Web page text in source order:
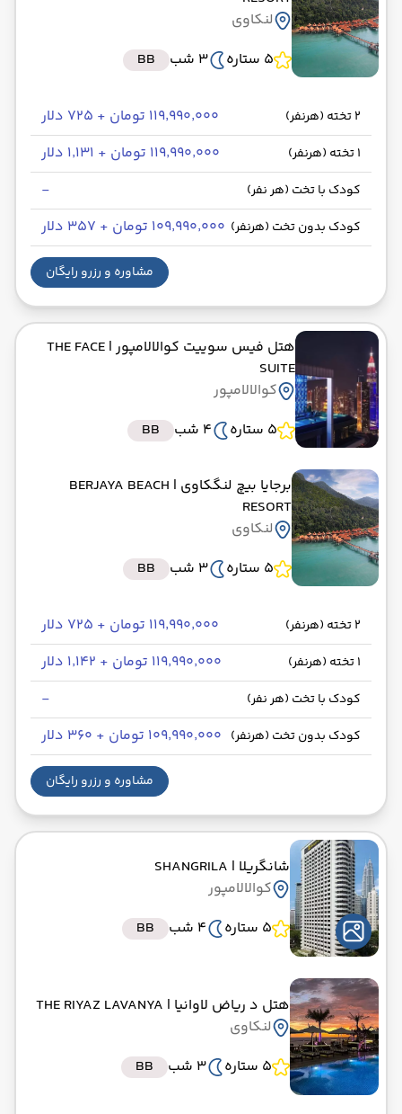
لنکاوی
5 ستاره
3 شب BB
2 تخته (هرنفر) ۱۱۹٬۹۹۰٬۰۰۰ تومان + ۷۲۵ دلار
1 تخته (هرنفر) ۱۱۹٬۹۹۰٬۰۰۰ تومان + ۱٬۱۳۱ دلار
کودک با تخت (هر نفر) -
کودک بدون تخت (هرنفر) ۱۰۹٬۹۹۰٬۰۰۰ تومان + ۳۵۷ دلار
مشاوره و رزرو رایگان
هتل فیس سوییت کوالالامپور | THE FACE
SUITE
کوالالامپور
5 ستاره
4 شب BB
برجایا بیچ لنگکاوی | BERJAYA BEACH
RESORT
لنکاوی
5 ستاره
3 شب BB
2 تخته (هرنفر) ۱۱۹٬۹۹۰٬۰۰۰ تومان + ۷۲۵ دلار
1 تخته (هرنفر) ۱۱۹٬۹۹۰٬۰۰۰ تومان + ۱٬۱۴۲ دلار
کودک با تخت (هر نفر) -
کودک بدون تخت (هرنفر) ۱۰۹٬۹۹۰٬۰۰۰ تومان + ۳۶۰ دلار
مشاوره و رزرو رایگان
شانگریلا | SHANGRILA
کوالالامپور
5 ستاره
4 شب BB
هتل د ریاض لاوانیا | THE RIYAZ LAVANYA
لنکاوی
5 ستاره
3 شب BB